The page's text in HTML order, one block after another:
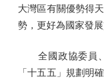
大灣區有關優勢得
勢，更好為國家發展
全國政協委員、
「十五五」規劃明